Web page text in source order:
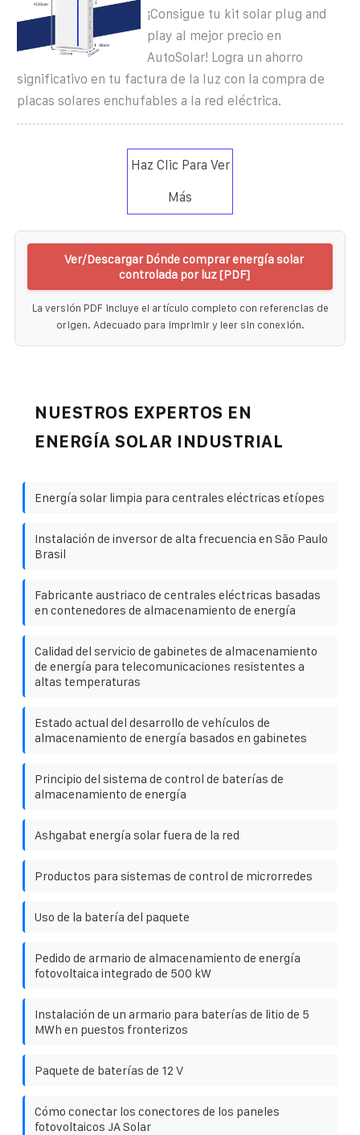
¡Consigue tu kit solar plug and
play al mejor precio en
AutoSolar! Logra un ahorro
significativo en tu factura de la luz con la compra de
placas solares enchufables a la red eléctrica.
Haz Clic Para Ver
Más
Ver/Descargar Dónde comprar energía solar
controlada por luz [PDF]
La versión PDF incluye el artículo completo con referencias de
origen. Adecuado para imprimir y leer sin conexión.
NUESTROS EXPERTOS EN
ENERGÍA SOLAR INDUSTRIAL
Energía solar limpia para centrales eléctricas etíopes
Instalación de inversor de alta frecuencia en São Paulo
Brasil
Fabricante austriaco de centrales eléctricas basadas
en contenedores de almacenamiento de energía
Calidad del servicio de gabinetes de almacenamiento
de energía para telecomunicaciones resistentes a
altas temperaturas
Estado actual del desarrollo de vehículos de
almacenamiento de energía basados ​​en gabinetes
Principio del sistema de control de baterías de
almacenamiento de energía
Ashgabat energía solar fuera de la red
Productos para sistemas de control de microrredes
Uso de la batería del paquete
Pedido de armario de almacenamiento de energía
fotovoltaica integrado de 500 kW
Instalación de un armario para baterías de litio de 5
MWh en puestos fronterizos
Paquete de baterías de 12 V
Cómo conectar los conectores de los paneles
fotovoltaicos JA Solar